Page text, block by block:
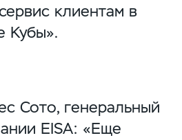
клиентам в
Кубы».
Сото, генеральный
EISA: «Еще